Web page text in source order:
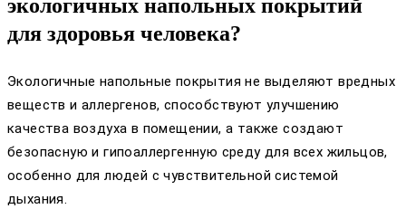
экологичных напольных покрытий
для здоровья человека?
Экологичные напольные покрытия не выделяют вредных
веществ и аллергенов, способствуют улучшению
качества воздуха в помещении, а также создают
безопасную и гипоаллергенную среду для всех жильцов,
особенно для людей с чувствительной системой
дыхания.